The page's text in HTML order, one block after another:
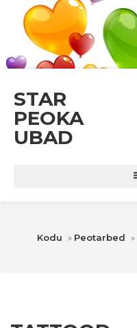
STAR
PEOKA
UBAD
Kodu » Peotarbed »